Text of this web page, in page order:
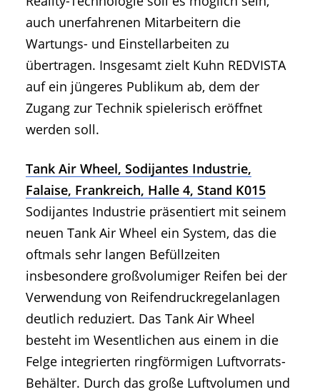
auch unerfahrenen Mitarbeitern die
Wartungs- und Einstellarbeiten zu
übertragen. Insgesamt zielt Kuhn REDVISTA
auf ein jüngeres Publikum ab, dem der
Zugang zur Technik spielerisch eröffnet
werden soll.
Tank Air Wheel, Sodijantes Industrie,
Falaise, Frankreich, Halle 4, Stand K015
Sodijantes Industrie präsentiert mit seinem
neuen Tank Air Wheel ein System, das die
oftmals sehr langen Befüllzeiten
insbesondere großvolumiger Reifen bei der
Verwendung von Reifendruckregelanlagen
deutlich reduziert. Das Tank Air Wheel
besteht im Wesentlichen aus einem in die
Felge integrierten ringförmigen Luftvorrats-
Behälter. Durch das große Luftvolumen und